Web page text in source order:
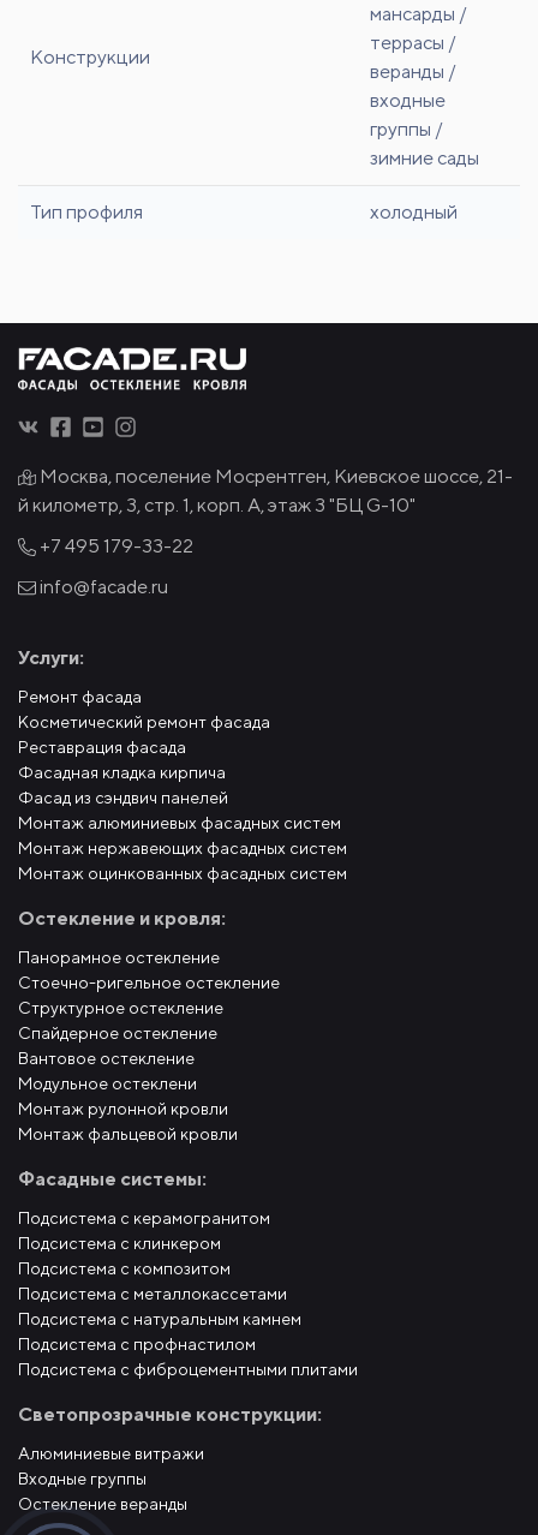
Конструкции
мансарды /
террасы /
веранды /
входные
группы /
зимние сады
Тип профиля холодный
Москва, поселение Мосрентген, Киевское шоссе, 21-
й километр, 3, стр. 1, корп. А, этаж 3 "БЦ G-10"
+7 495 179-33-22
info@facade.ru
Услуги:
Ремонт фасада
Косметический ремонт фасада
Реставрация фасада
Фасадная кладка кирпича
Фасад из сэндвич панелей
Монтаж алюминиевых фасадных систем
Монтаж нержавеющих фасадных систем
Монтаж оцинкованных фасадных систем
Остекление и кровля:
Панорамное остекление
Стоечно-ригельное остекление
Структурное остекление
Спайдерное остекление
Вантовое остекление
Модульное остеклени
Монтаж рулонной кровли
Монтаж фальцевой кровли
Фасадные системы:
Подсистема с керамогранитом
Подсистема с клинкером
Подсистема с композитом
Подсистема с металлокассетами
Подсистема с натуральным камнем
Подсистема с профнастилом
Подсистема с фиброцементными плитами
Светопрозрачные конструкции:
Алюминиевые витражи
Входные группы
Остекление веранды